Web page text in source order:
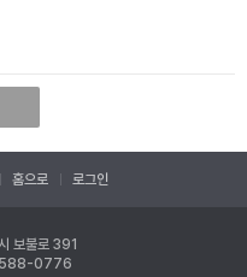
홈으로 로그인
보불로 391
0776